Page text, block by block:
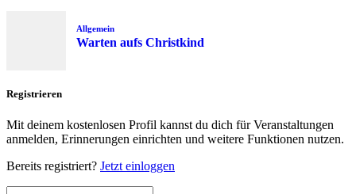
Allgemein
Warten aufs Christkind
Registrieren
Mit deinem kostenlosen Profil kannst du dich für Veranstaltungen
anmelden, Erinnerungen einrichten und weitere Funktionen nutzen.
Bereits registriert? Jetzt einloggen